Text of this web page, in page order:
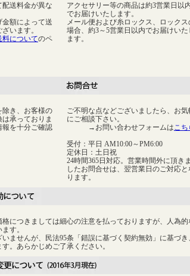
送料金が異な
金額によって送
います。
料についてのペ
アクセサリー等の商品は約3営業日以
でお届けいたします。
メール便および糸ロックス、ロックス
場合、約3～5営業日以内でお届けいた
ます。
除き、お客様の
承っておりま
報を十分ご確認
ご不明な点などございましたら、お気
にご相談下さい。
→お問い合わせフォームは こち
受付：平日 AM10:00～PM6:00
定休日：土日祝
24時間365日対応。営業時間外に頂きま
したお問合せは、翌営業日のご対応と
ります。
につきましては細心の注意を払っておりますが、人為
す。
ませんが、民法95条「錯誤に基づく契約無効」に基づ
。あらかじめご了承ください。